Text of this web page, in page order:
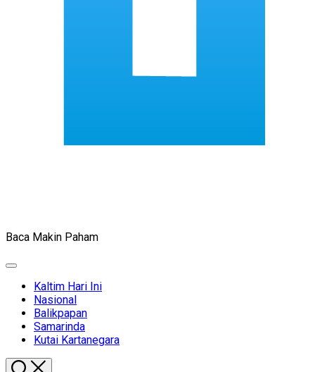
Baca Makin Paham
Expand
Current
Page
Parent
Kaltim Hari Ini
Current
Page
Parent
Nasional
Balikpapan
Samarinda
Kutai Kartanegara